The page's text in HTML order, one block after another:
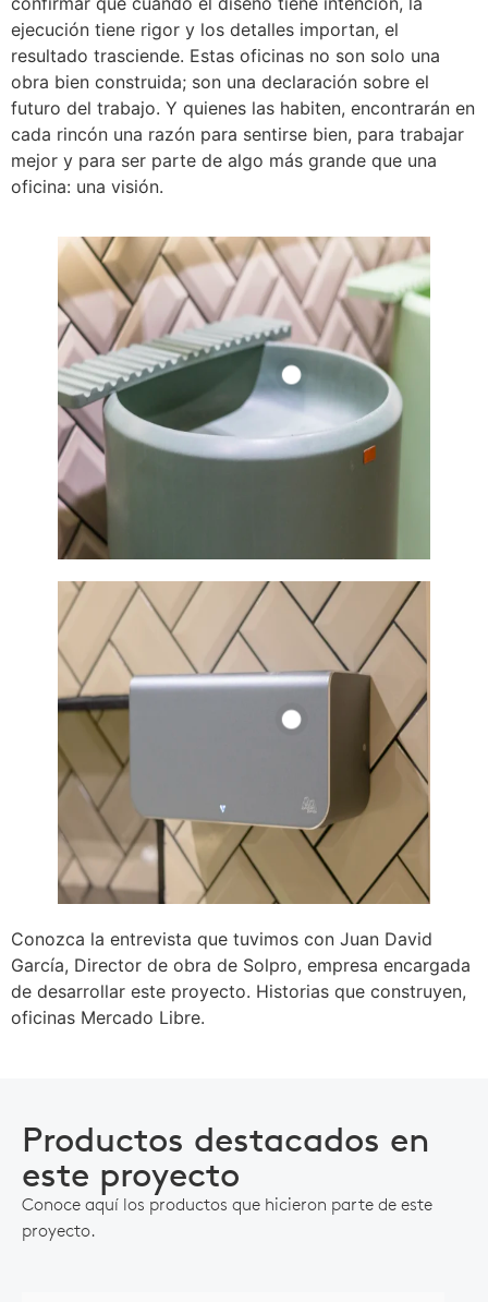
ejecución tiene rigor y los detalles importan, el
resultado trasciende. Estas oficinas no son solo una
obra bien construida; son una declaración sobre el
futuro del trabajo. Y quienes las habiten, encontrarán en
cada rincón una razón para sentirse bien, para trabajar
mejor y para ser parte de algo más grande que una
oficina: una visión.
Conozca la entrevista que tuvimos con Juan David
García, Director de obra de Solpro, empresa encargada
de desarrollar este proyecto. Historias que construyen,
oficinas Mercado Libre.
Productos destacados en
este proyecto
Conoce aquí los productos que hicieron parte de este
proyecto.